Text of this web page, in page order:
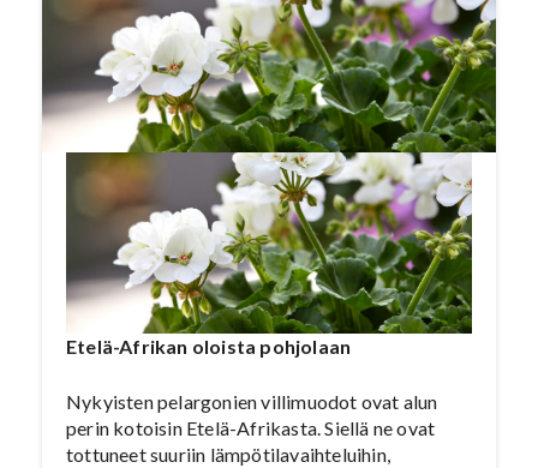
Suomen suveen!
Etelä-Afrikan oloista pohjolaan
Nykyisten pelargonien villimuodot ovat alun
perin kotoisin Etelä-Afrikasta. Siellä ne ovat
tottuneet suuriin lämpötilavaihteluihin,